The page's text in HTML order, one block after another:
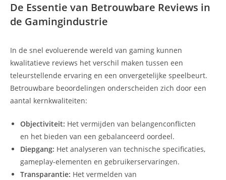
De Essentie van Betrouwbare Reviews in
de Gamingindustrie
In de snel evoluerende wereld van gaming kunnen
kwalitatieve reviews het verschil maken tussen een
teleurstellende ervaring en een onvergetelijke speelbeurt.
Betrouwbare beoordelingen onderscheiden zich door een
aantal kernkwaliteiten:
Objectiviteit: Het vermijden van belangenconflicten
en het bieden van een gebalanceerd oordeel.
Diepgang: Het analyseren van technische specificaties,
gameplay-elementen en gebruikerservaringen.
Transparantie: Het vermelden van